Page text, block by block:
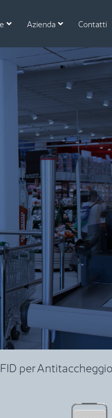
Azienda Contatti
per Antitaccheggio